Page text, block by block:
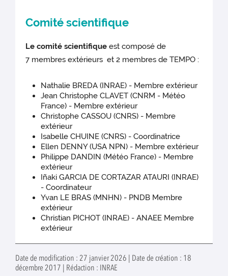
Comité scientifique
Le comité scientifique est composé de
7 membres extérieurs et 2 membres de TEMPO :
Nathalie BREDA (INRAE) - Membre extérieur
Jean Christophe CLAVET (CNRM - Météo
France) - Membre extérieur
Christophe CASSOU (CNRS) - Membre
extérieur
Isabelle CHUINE (CNRS) - Coordinatrice
Ellen DENNY (USA NPN) - Membre extérieur
Philippe DANDIN (Météo France) - Membre
extérieur
Iñaki GARCIA DE CORTAZAR ATAURI (INRAE)
- Coordinateur
Yvan LE BRAS (MNHN) - PNDB Membre
extérieur
Christian PICHOT (INRAE) - ANAEE Membre
extérieur
Date de modification : 27 janvier 2026 | Date de création : 18
décembre 2017 | Rédaction : INRAE